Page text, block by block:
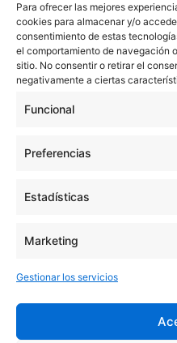
Para ofrecer las mejores
cookies para almacenar y/o
consentimiento de estas
el comportamiento de navegación
sitio. No consentir o retirar el
negativamente a ciertas
Funcional
Preferencias
Estadísticas
Marketing
Gestionar los servicios
Department of Vascular
General de Catalunya,
Vallès, Barcelona 08195,
Department of Vascular
Josep Trueta, Girona, Spain.
Abstract